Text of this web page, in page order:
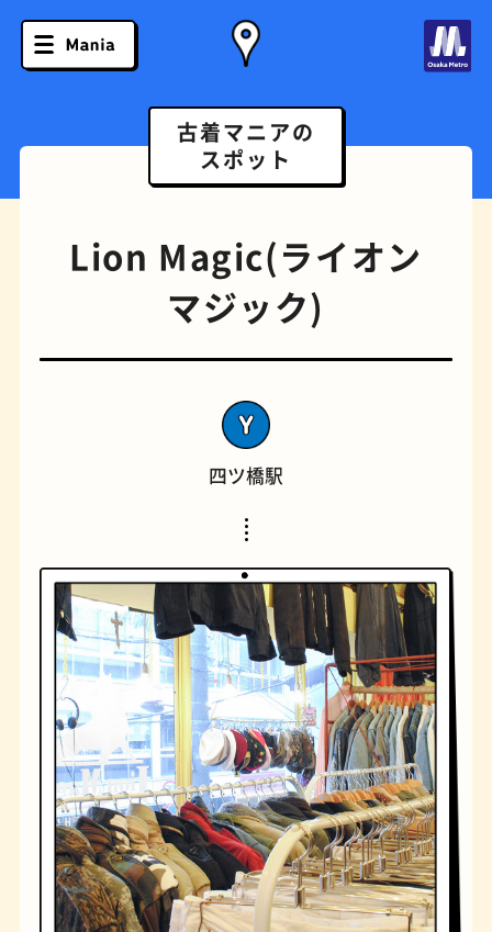
ナポリタン
古着マニアの
スポット
Lion Magic(ライオン
マジック)
四ツ橋駅